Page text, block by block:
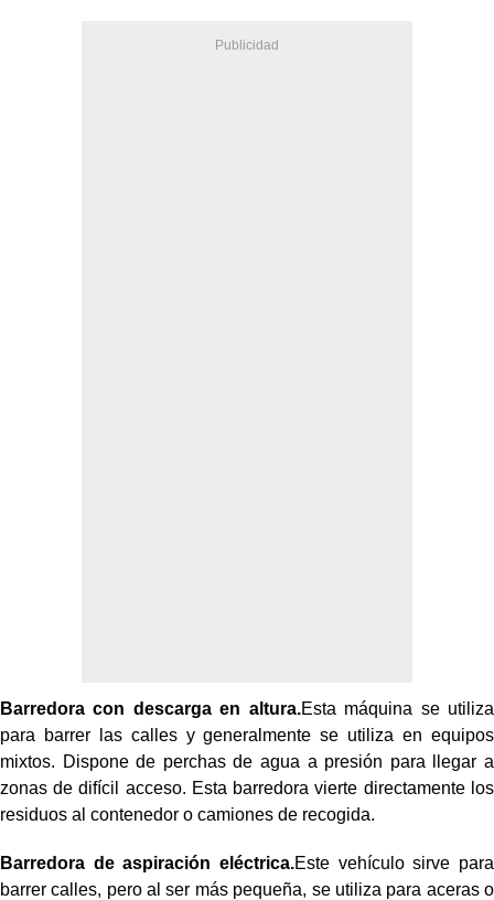
Barredora con descarga en altura.Esta máquina se utiliza
para barrer las calles y generalmente se utiliza en equipos
mixtos. Dispone de perchas de agua a presión para llegar a
zonas de difícil acceso. Esta barredora vierte directamente los
residuos al contenedor o camiones de recogida.
Barredora de aspiración eléctrica.Este vehículo sirve para
barrer calles, pero al ser más pequeña, se utiliza para aceras o